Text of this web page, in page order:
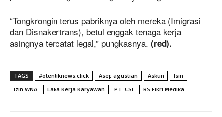
“Tongkrongin terus pabriknya oleh mereka (Imigrasi
dan Disnakertrans), betul enggak tenaga kerja
asingnya tercatat legal,” pungkasnya. (red).
TAGS #otentiknews.click Asep agustian Askun
Isin
Izin WNA
Laka Kerja Karyawan PT. CSI RS Fikri Medika